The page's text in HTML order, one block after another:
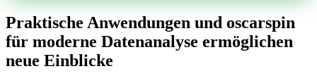
Praktische Anwendungen und oscarspin
für moderne Datenanalyse ermöglichen
neue Einblicke